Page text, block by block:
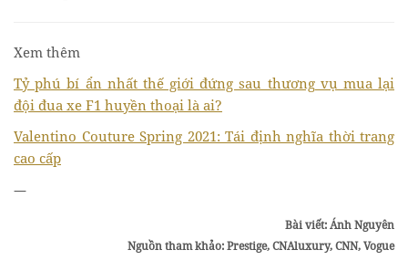
Xem thêm
Tỷ phú bí ẩn nhất thế giới đứng sau thương vụ mua lại
đội đua xe F1 huyền thoại là ai?
Valentino Couture Spring 2021: Tái định nghĩa thời trang
cao cấp
—
Bài viết: Ánh Nguyên
Nguồn tham khảo: Prestige, CNAluxury, CNN, Vogue